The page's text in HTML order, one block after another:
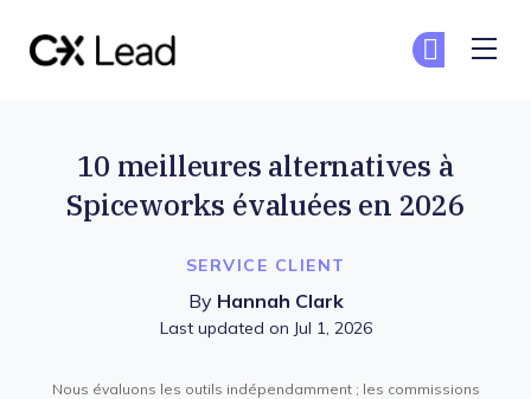
SERVICE CLIENT
10 meilleures alternatives à
Spiceworks évaluées en 2026
By Hannah Clark
Last updated on Jul 1, 2026
Nous évaluons les outils indépendamment ; les commissions